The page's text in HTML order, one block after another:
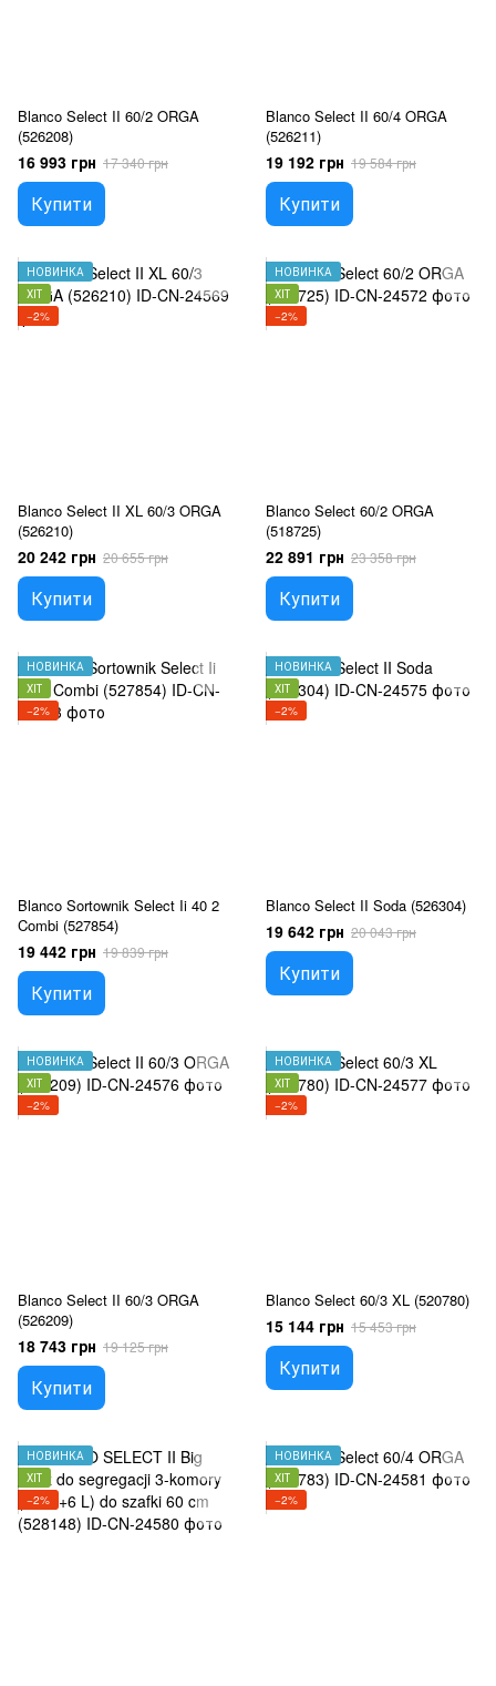
Blanco Select II 60/2 ORGA
(526208)
16 993 грн 17 340 грн
Купити
Blanco Select II 60/4 ORGA
(526211)
19 192 грн 19 584 грн
Купити
НОВИНКА
ХІТ
−2%
Blanco Select II XL 60/3 ORGA
(526210)
20 242 грн 20 655 грн
Купити
НОВИНКА
ХІТ
−2%
Blanco Select 60/2 ORGA
(518725)
22 891 грн 23 358 грн
Купити
НОВИНКА
ХІТ
−2%
Blanco Sortownik Select Ii 40 2
Combi (527854)
19 442 грн 19 839 грн
Купити
НОВИНКА
ХІТ
−2%
Blanco Select II Soda (526304)
19 642 грн 20 043 грн
Купити
НОВИНКА
ХІТ
−2%
Blanco Select II 60/3 ORGA
(526209)
18 743 грн 19 125 грн
Купити
НОВИНКА
ХІТ
−2%
Blanco Select 60/3 XL (520780)
15 144 грн 15 453 грн
Купити
НОВИНКА
ХІТ
−2%
НОВИНКА
ХІТ
−2%